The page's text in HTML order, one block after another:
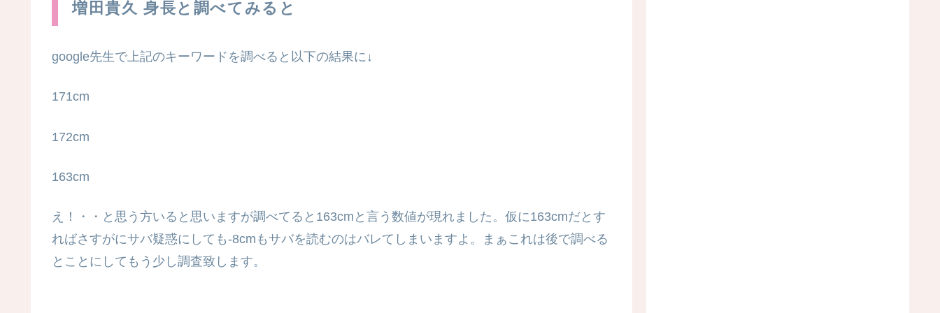
増田貴久 身長と調べてみると
google先生で上記のキーワードを調べると以下の結果に↓
171cm
172cm
163cm
え！・・と思う方いると思いますが調べてると 163cm と言う数値が現れました。仮に163cmだとす
ればさすがにサバ疑惑にしても-8cm もサバを読むのはバレてしまいますよ。まぁこれは後で調べる
とことにしてもう少し調査致します。